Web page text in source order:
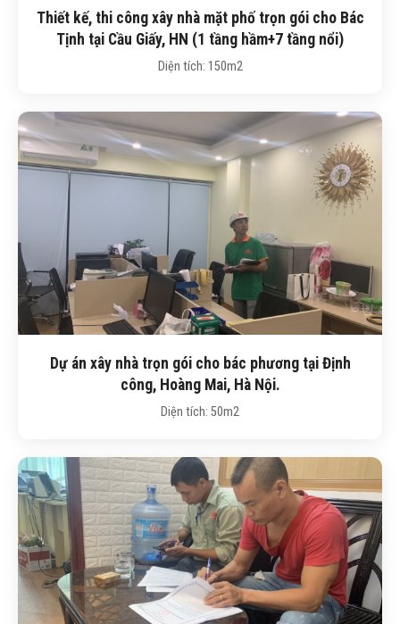
Thiết kế, thi công xây nhà mặt phố trọn gói cho Bác
Tịnh tại Cầu Giấy, HN (1 tầng hầm+7 tầng nổi)
Diện tích: 150m2
Dự án xây nhà trọn gói cho bác phương tại Định
công, Hoàng Mai, Hà Nội.
Diện tích: 50m2